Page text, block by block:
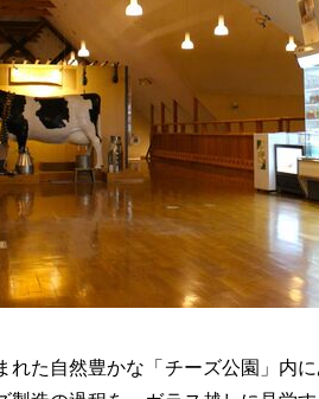
た自然豊かな「チーズ公園」内